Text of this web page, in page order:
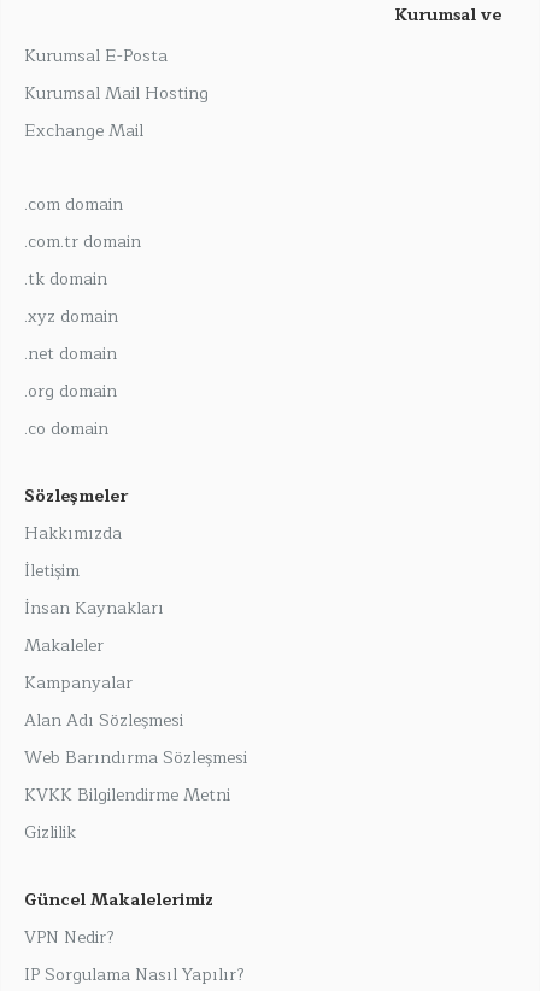
Kurumsal E-Posta
Kurumsal Mail Hosting
Exchange Mail
.com domain
.com.tr domain
.tk domain
.xyz domain
.net domain
.org domain
.co domain
Kurumsal ve
Sözleşmeler
Hakkımızda
İletişim
İnsan Kaynakları
Makaleler
Kampanyalar
Alan Adı Sözleşmesi
Web Barındırma Sözleşmesi
KVKK Bilgilendirme Metni
Gizlilik
Güncel Makalelerimiz
VPN Nedir?
IP Sorgulama Nasıl Yapılır?